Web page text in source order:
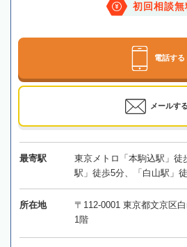
初回相談無
電話する
メールする
最寄駅
東京メトロ「本駒込駅」
駅」徒歩5分、「白山駅」
所在地
〒112-0001 東京都文京区
1階